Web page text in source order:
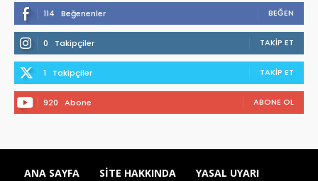
114 Beğenenler BEĞEN
0 Takipçiler TAKIP ET
1 Takipçiler TAKIP ET
920 Abone ABONE OL
ANA SAYFA SITE HAKKINDA YASAL UYARI